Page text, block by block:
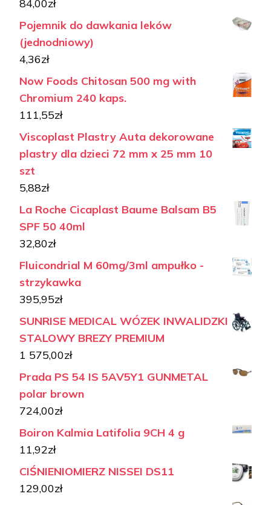
84,00zł
Pojemnik do dawkania leków
(jednodniowy)
4,36zł
Now Foods Chitosan 500 mg with
Chromium 240 kaps.
111,55zł
Viscoplast Plastry Auta dekorowane
plastry dla dzieci 72 mm x 25 mm 10
szt
5,88zł
La Roche Cicaplast Baume Balsam B5
SPF 50 40ml
32,80zł
Fluicondrial M 60mg/3ml ampułko -
strzykawka
395,95zł
SUNRISE MEDICAL WÓZEK INWALIDZKI
STALOWY BREZY PREMIUM
1 575,00zł
Prada PS 54 IS 5AV5Y1 GUNMETAL
polar brown
724,00zł
Boiron Kalmia Latifolia 9CH 4 g
11,92zł
CIŚNIENIOMIERZ NISSEI DS11
129,00zł